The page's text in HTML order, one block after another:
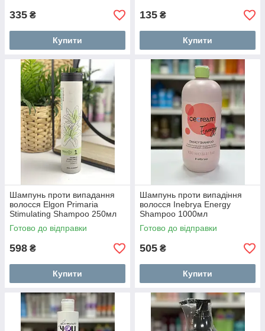
335 ₴
Купити
135 ₴
Купити
Шампунь проти випадання
волосся Elgon Primaria
Stimulating Shampoo 250мл
Готово до відправки
598 ₴
Купити
Шампунь проти випадіння
волосся Inebrya Energy
Shampoo 1000мл
Готово до відправки
505 ₴
Купити